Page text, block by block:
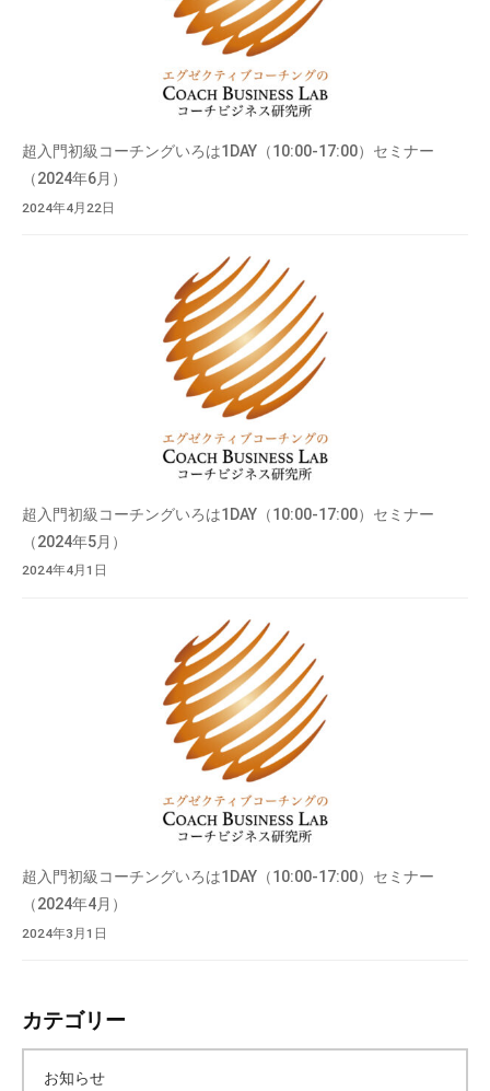
超入門初級コーチングいろは1DAY（10:00-17:00）セミナー
（2024年6月）
2024年4月22日
超入門初級コーチングいろは1DAY（10:00-17:00）セミナー
（2024年5月）
2024年4月1日
超入門初級コーチングいろは1DAY（10:00-17:00）セミナー
（2024年4月）
2024年3月1日
カテゴリー
お知らせ